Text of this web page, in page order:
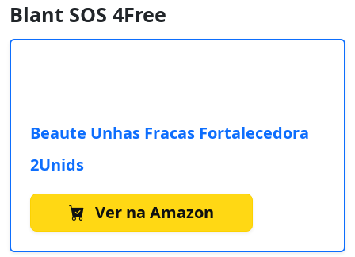
Blant SOS 4Free
Beaute Unhas Fracas Fortalecedora
2Unids
Ver na Amazon